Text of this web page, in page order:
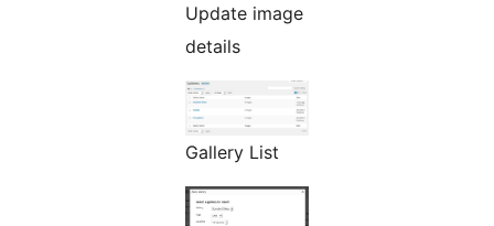
Update image
details
Gallery List